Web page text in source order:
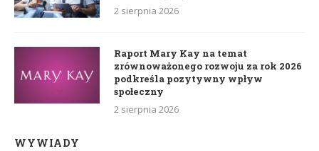
2 sierpnia 2026
Raport Mary Kay na temat
zrównoważonego rozwoju za rok 2026
podkreśla pozytywny wpływ
społeczny
2 sierpnia 2026
WYWIADY